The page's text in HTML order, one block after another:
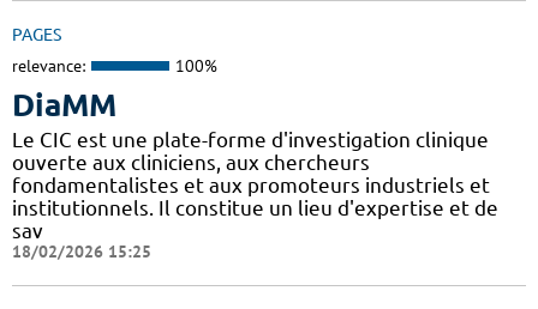
PAGES
relevance: 100%
DiaMM
Le CIC est une plate-forme d'investigation clinique
ouverte aux cliniciens, aux chercheurs
fondamentalistes et aux promoteurs industriels et
institutionnels. Il constitue un lieu d'expertise et de
sav
18/02/2026 15:25